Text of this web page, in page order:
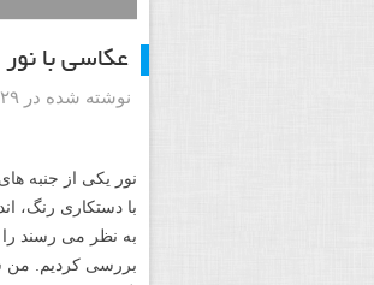
عکاسی با
نوشته شده در ۲۹ آبان ۱۳۹۲